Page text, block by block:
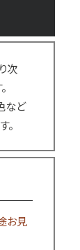
次
など
。
お見